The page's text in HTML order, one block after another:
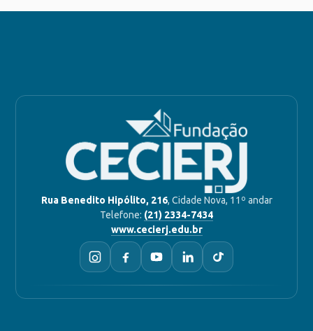
Rua Benedito Hipólito, 216, Cidade Nova, 11º andar
Telefone: (21) 2334-7434
www.cecierj.edu.br